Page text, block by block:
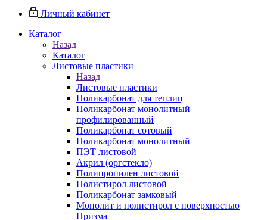
Личный кабинет
Каталог
Назад
Каталог
Листовые пластики
Назад
Листовые пластики
Поликарбонат для теплиц
Поликарбонат монолитный
профилированный
Поликарбонат сотовый
Поликарбонат монолитный
ПЭТ листовой
Акрил (оргстекло)
Полипропилен листовой
Полистирол листовой
Поликарбонат замковый
Монолит и полистирол с поверхностью
Призма